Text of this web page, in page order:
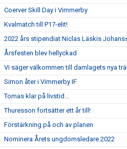
Coerver Skill Day i Vimmerby
Kvalmatch till P17-elit!
2022 års stipendiat Niclas Läskis
Årsfesten blev hellyckad
Vi säger välkommen till damlagets nya
Simon åter i Vimmerby IF
Tomas klar på livstid...
Thuresson fortsätter ett år till!
Förstärkning på och av planen
Nominera Årets ungdomsledare 2022